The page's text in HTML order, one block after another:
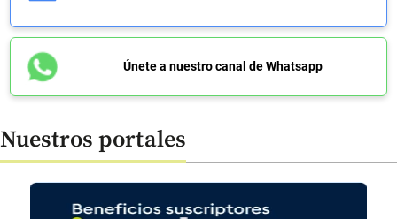
Únete a nuestro canal de Whatsapp
Nuestros portales